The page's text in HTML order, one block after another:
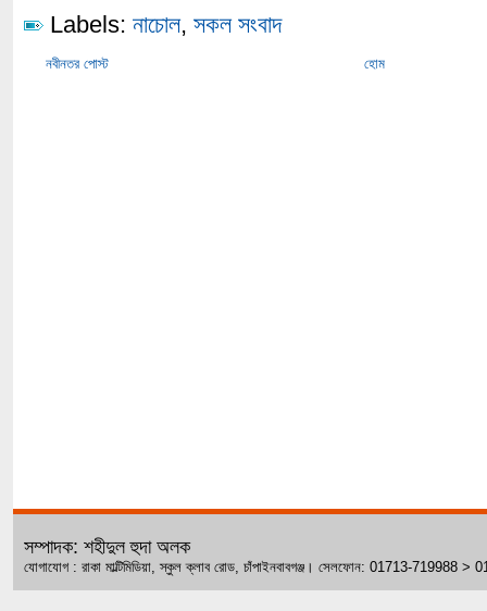
Labels: নাচোল, সকল সংবাদ
নবীনতর পোস্ট হোম
সম্পাদক: শহীদুল হুদা অলক
যোগাযোগ : রাকা মাল্টিমিডিয়া, স্কুল ক্লাব রোড, চাঁপাইনবাবগঞ্জ। সেলফোন: 01713-